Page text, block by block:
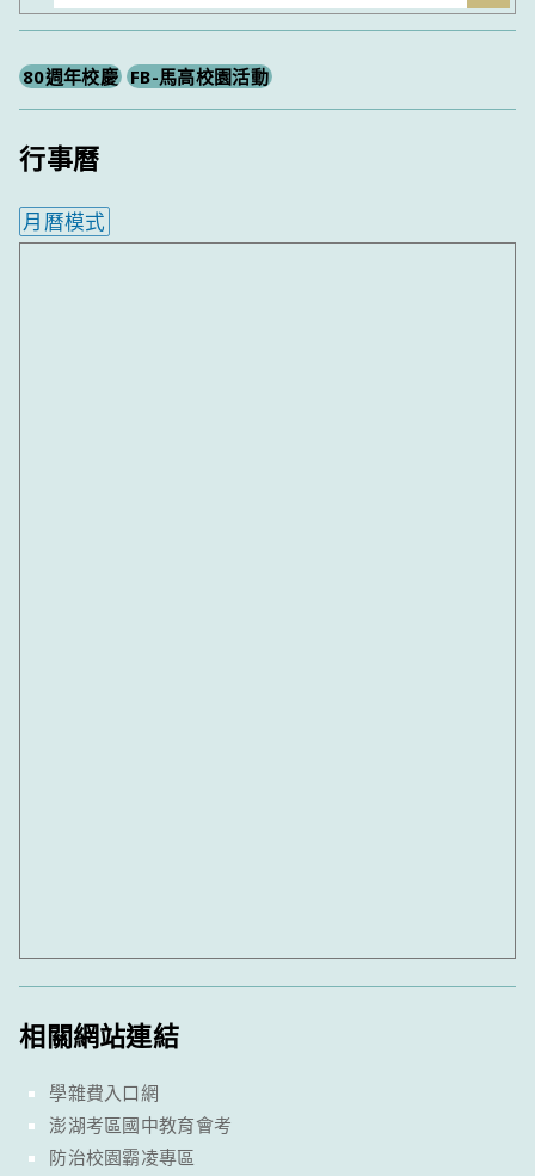
尋
80週年校慶 FB-馬高校園活動
行事曆
月曆模式
相關網站連結
學雜費入口網
澎湖考區國中教育會考
防治校園霸凌專區